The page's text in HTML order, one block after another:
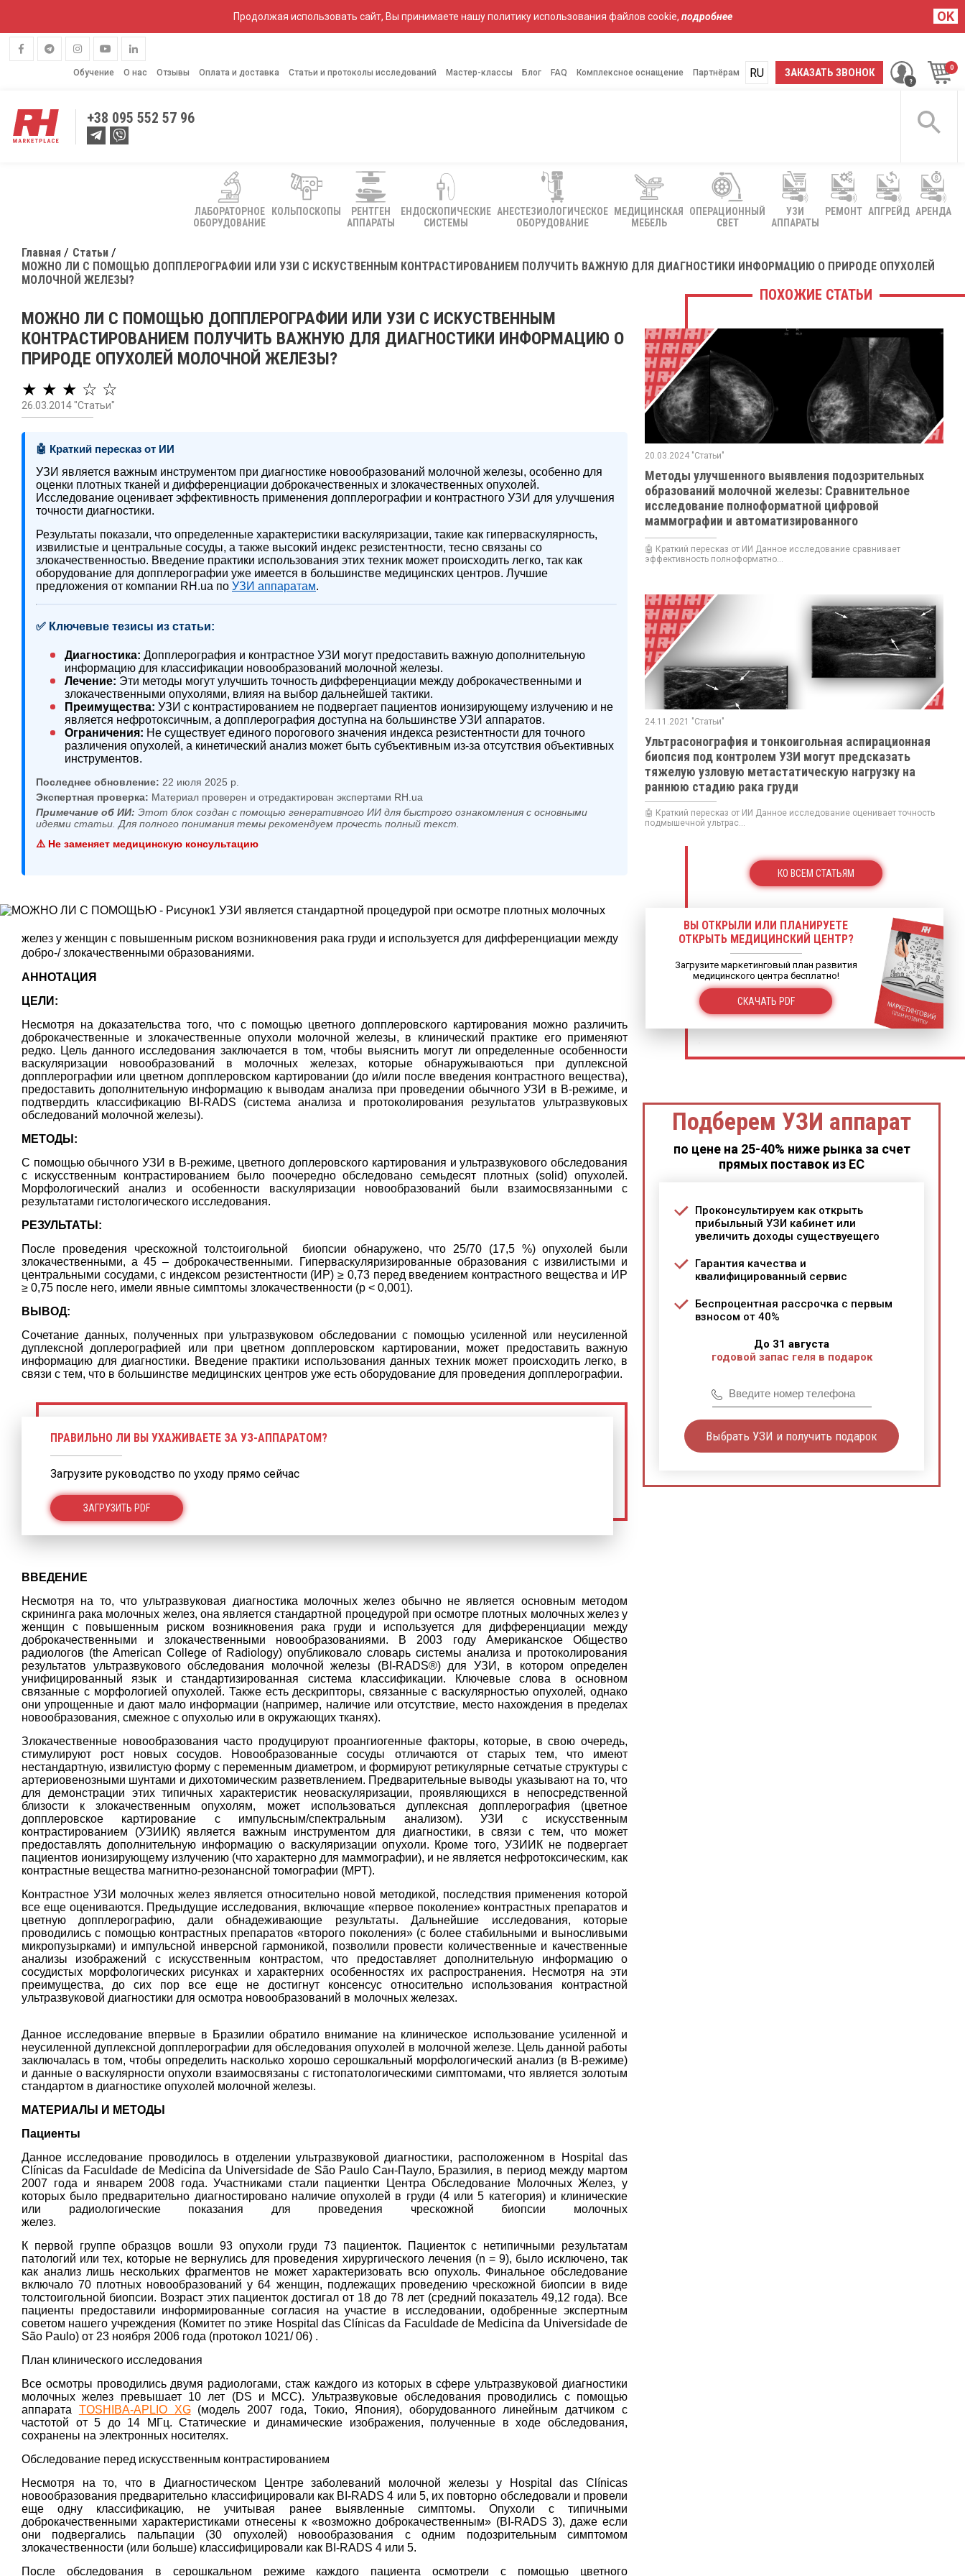
Продолжая использовать сайт, Вы принимаете нашу политику использования файлов cookie, подробнее OK
Обучение О нас Отзывы Оплата и доставка Статьи и протоколы исследований Мастер-классы Блог FAQ Комплексное оснащение Партнёрам ЗАКАЗАТЬ ЗВОНОК
RU
UA
+38 095 552 57 96
ЛАБОРАТОРНОЕ
ОБОРУДОВАНИЕ
КОЛЬПОСКОПЫ
РЕНТГЕН
АППАРАТЫ
ЕНДОСКОПИЧЕСКИЕ
СИСТЕМЫ
АНЕСТЕЗИОЛОГИЧЕСКОЕ
ОБОРУДОВАНИЕ
МЕДИЦИНСКАЯ
МЕБЕЛЬ
ОПЕРАЦИОННЫЙ
СВЕТ
УЗИ
АППАРАТЫ
РЕМОНТ АПГРЕЙД АРЕНДА
Главная
Статьи
МОЖНО ЛИ С ПОМОЩЬЮ ДОППЛЕРОГРАФИИ ИЛИ УЗИ С ИСКУСТВЕННЫМ КОНТРАСТИРОВАНИЕМ ПОЛУЧИТЬ ВАЖНУЮ ДЛЯ ДИАГНОСТИКИ ИНФОРМАЦИЮ О ПРИРОДЕ ОПУХОЛЕЙ
МОЛОЧНОЙ ЖЕЛЕЗЫ?
МОЖНО ЛИ С ПОМОЩЬЮ ДОППЛЕРОГРАФИИ ИЛИ УЗИ С ИСКУСТВЕННЫМ
КОНТРАСТИРОВАНИЕМ ПОЛУЧИТЬ ВАЖНУЮ ДЛЯ ДИАГНОСТИКИ ИНФОРМАЦИЮ О
ПРИРОДЕ ОПУХОЛЕЙ МОЛОЧНОЙ ЖЕЛЕЗЫ?
★ ★ ★ ☆ ☆
26.03.2014 "Статьи"
🤖 Краткий пересказ от ИИ
УЗИ является важным инструментом при диагностике новообразований молочной железы, особенно для
оценки плотных тканей и дифференциации доброкачественных и злокачественных опухолей.
Исследование оценивает эффективность применения допплерографии и контрастного УЗИ для улучшения
точности диагностики.
Результаты показали, что определенные характеристики васкуляризации, такие как гиперваскулярность,
извилистые и центральные сосуды, а также высокий индекс резистентности, тесно связаны со
злокачественностью. Введение практики использования этих техник может происходить легко, так как
оборудование для допплерографии уже имеется в большинстве медицинских центров. Лучшие
предложения от компании RH.ua по УЗИ аппаратам.
✅ Ключевые тезисы из статьи:
Диагностика: Допплерография и контрастное УЗИ могут предоставить важную дополнительную
информацию для классификации новообразований молочной железы.
Лечение: Эти методы могут улучшить точность дифференциации между доброкачественными и
злокачественными опухолями, влияя на выбор дальнейшей тактики.
Преимущества: УЗИ с контрастированием не подвергает пациентов ионизирующему излучению и не
является нефротоксичным, а допплерография доступна на большинстве УЗИ аппаратов.
Ограничения: Не существует единого порогового значения индекса резистентности для точного
различения опухолей, а кинетический анализ может быть субъективным из-за отсутствия объективных
инструментов.
Последнее обновление: 22 июля 2025 р.
Экспертная проверка: Материал проверен и отредактирован экспертами RH.ua
Примечание об ИИ: Этот блок создан с помощью генеративного ИИ для быстрого ознакомления с основными
идеями статьи. Для полного понимания темы рекомендуем прочесть полный текст.
⚠️ Не заменяет медицинскую консультацию
УЗИ является стандартной процедурой при осмотре плотных молочных
желез у женщин с повышенным риском возникновения рака груди и используется для дифференциации между
добро-/ злокачественными образованиями.
АННОТАЦИЯ
ЦЕЛИ:
Несмотря на доказательства того, что с помощью цветного допплеровского картирования можно различить
доброкачественные и злокачественные опухоли молочной железы, в клинический практике его применяют
редко. Цель данного исследования заключается в том, чтобы выяснить могут ли определенные особенности
васкуляризации новообразований в молочных железах, которые обнаружываються при дуплексной
допплерографии или цветном допплеровском картировании (до и/или после введения контрастного вещества),
предоставить дополнительную информацию к выводам анализа при проведении обычного УЗИ в В-режиме, и
подтвердить классификацию BI-RADS (система анализа и протоколирования результатов ультразвуковых
обследований молочной железы).
МЕТОДЫ:
С помощью обычного УЗИ в В-режиме, цветного доплеровского картирования и ультразвукового обследования
с искусственным контрастированием было поочередно обследовано семьдесят плотных (solid) опухолей.
Морфологический анализ и особенности васкуляризации новообразований были взаимосвязанными с
результатами гистологического исследования.
РЕЗУЛЬТАТЫ:
После проведения чрескожной толстоигольной биопсии обнаружено, что 25/70 (17,5 %) опухолей были
злокачественными, а 45 – доброкачественными. Гиперваскуляризированные образования с извилистыми и
центральными сосудами, с индексом резистентности (ИР) ≥ 0,73 перед введением контрастного вещества и ИP
≥ 0,75 после него, имели явные симптомы злокачественности (p < 0,001).
ВЫВОД:
Сочетание данных, полученных при ультразвуковом обследовании с помощью усиленной или неусиленной
дуплексной доплерографией или при цветном допплеровском картировании, может предоставить важную
информацию для диагностики. Введение практики использования данных техник может происходить легко, в
связи с тем, что в большинстве медицинских центров уже есть оборудование для проведения допплерографии.
ПРАВИЛЬНО ЛИ ВЫ УХАЖИВАЕТЕ ЗА УЗ-АППАРАТОМ?
Загрузите руководство по уходу прямо сейчас
ЗАГРУЗИТЬ PDF
ВВЕДЕНИЕ
Несмотря на то, что ультразвуковая диагностика молочных желез обычно не является основным методом
скрининга рака молочных желез, она является стандартной процедурой при осмотре плотных молочных желез у
женщин с повышенным риском возникновения рака груди и используется для дифференциации между
доброкачественными и злокачественными новообразованиями. В 2003 году Американское Общество
радиологов (the American College of Radiology) опубликовало словарь системы анализа и протоколирования
результатов ультразвукового обследования молочной железы (BI-RADS®) для УЗИ, в котором определен
унифицированный язык и стандартизированная система классификации. Ключевые слова в основном
связанные с морфологией опухолей. Также есть дескрипторы, связанные с васкулярностью опухолей, однако
они упрощенные и дают мало информации (например, наличие или отсутствие, место нахождения в пределах
новообразования, смежное с опухолью или в окружающих тканях).
Злокачественные новообразования часто продуцируют проангиогенные факторы, которые, в свою очередь,
стимулируют рост новых сосудов. Новообразованные сосуды отличаются от старых тем, что имеют
нестандартную, извилистую форму с переменным диаметром, и формируют ретикулярные сетчатые структуры с
артериовенозными шунтами и дихотомическим разветвлением. Предварительные выводы указывают на то, что
для демонстрации этих типичных характеристик неоваскуляризации, проявляющихся в непосредственной
близости к злокачественным опухолям, может использоваться дуплексная допплерография (цветное
допплеровское картирование с импульсным/спектральным анализом). УЗИ с искусственным
контрастированием (УЗИИК) является важным инструментом для диагностики, в связи с тем, что может
предоставлять дополнительную информацию о васкуляризации опухоли. Кроме того, УЗИИК не подвергает
пациентов ионизирующему излучению (что характерно для маммографии), и не является нефротоксическим, как
контрастные вещества магнитно-резонансной томографии (МРТ).
Контрастное УЗИ молочных желез является относительно новой методикой, последствия применения которой
все еще ​​оцениваются. Предыдущие исследования, включащие «первое поколение» контрастных препаратов и
цветную допплерографию, дали обнадеживающие результаты. Дальнейшие исследования, которые
проводились с помощью контрастных препаратов «второго поколения» (с более стабильными и выносливыми
микропузырками) и импульсной инверсной гармоникой, позволили провести количественные и качественные
анализы изображений с искусственным контрастом, что предоставляет дополнительную информацию о
сосудистых морфологических рисунках и характерних особенностях их распространения. Несмотря на эти
преимущества, до сих пор все еще не достигнут консенсус относительно использования контрастной
ультразвуковой диагностики для осмотра новообразований в молочных железах.
Данное исследование впервые в Бразилии обратило внимание на клиническое использование усиленной и
неусиленной дуплексной допплерографии для обследования опухолей в молочной железе. Цель данной работы
заключалась в том, чтобы определить насколько хорошо серошкальный морфологический анализ (в В-режиме)
и данные о васкулярности опухоли взаимосвязаны с гистопатологическими симптомами, что является золотым
стандартом в диагностике опухолей молочной железы.
МАТЕРИАЛЫ И МЕТОДЫ
Пациенты
Данное исследование проводилось в отделении ультразвуковой диагностики, расположенном в Hospital das
Clínicas da Faculdade de Medicina da Universidade de São Paulo Сан-Пауло, Бразилия, в период между мартом
2007 года и январем 2008 года. Участниками стали пациентки Центра Обследование Молочных Желез, у
которых было предварительно диагностировано наличие опухолей в груди (4 или 5 категория) и клинические
или радиологические показания для проведения чрескожной биопсии молочных
желез.
К первой группе образцов вошли 93 опухоли груди 73 пациенток. Пациенток с нетипичными результатам
патологий или тех, которые не вернулись для проведения хирургического лечения (n = 9), было исключено, так
как анализ лишь нескольких фрагментов не может характеризовать всю опухоль. Финальное обследование
включало 70 плотных новообразований у 64 женщин, подлежащих проведению чрескожной биопсии в виде
толстоигольной биопсии. Возраст этих пациенток достигал от 18 до 78 лет (средний показатель 49,12 года). Все
пациенты предоставили информированные согласия на участие в исследовании, одобренные экспертным
советом нашего учреждения (Комитет по этике Hospital das Clínicas da Faculdade de Medicina da Universidade de
São Paulo) от 23 ноября 2006 года (протокол 1021/ 06) .
План клинического исследования
Все осмотры проводились двумя радиологами, стаж каждого из которых в сфере ультразвуковой диагностики
молочных желез превышает 10 лет (DS и MCC). Ультразвуковые обследования проводились с помощью
аппарата TOSHIBA-APLIO XG (модель 2007 года, Токио, Япония), оборудованного линейным датчиком с
частотой от 5 до 14 МГц. Статические и динамические изображения, полученные в ходе обследования,
сохранены на электронных носителях.
Обследование перед искусственным контрастированием
Несмотря на то, что в Диагностическом Центре заболеваний молочной железы у Hospital das Clínicas
новообразования предварительно классифицировали как BI-RADS 4 или 5, их повторно обследовали и провели
еще одну классификацию, не учитывая ранее выявленные симптомы. Опухоли с типичными
доброкачественными характеристиками отнесены к «возможно доброкачественным» (BI-RADS 3), даже если
они подвергались пальпации (30 опухолей) новообразования с одним подозрительным симптомом
злокачественности (или больше) классифицировали как BI-RADS 4 или 5.
После обследования в серошкальном режиме каждого пациента осмотрели с помощью цветного
ПОХОЖИЕ СТАТЬИ
20.03.2024 "Статьи"
Методы улучшенного выявления подозрительных
образований молочной железы: Сравнительное
исследование полноформатной цифровой
маммографии и автоматизированного
ультразвукового исследования молочной железы у
117 пациенток с трепан биопсией
🤖 Краткий пересказ от ИИ Данное исследование сравнивает
эффективность полноформатно...
24.11.2021 "Статьи"
Ультрасонография и тонкоигольная аспирационная
биопсия под контролем УЗИ могут предсказать
тяжелую узловую метастатическую нагрузку на
раннюю стадию рака груди
🤖 Краткий пересказ от ИИ Данное исследование оценивает точность
подмышечной ультрас...
КО ВСЕМ СТАТЬЯМ
ВЫ ОТКРЫЛИ ИЛИ ПЛАНИРУЕТЕ
ОТКРЫТЬ МЕДИЦИНСКИЙ ЦЕНТР?
Загрузите маркетинговый план развития
медицинского центра бесплатно!
СКАЧАТЬ PDF
Подберем УЗИ аппарат
по цене на 25-40% ниже рынка за счет
прямых поставок из ЕС
Проконсультируем как открыть
прибыльный УЗИ кабинет или
увеличить доходы существуещего
Гарантия качества и
квалифицированный сервис
Беспроцентная рассрочка с первым
взносом от 40%
До 31 августа
годовой запас геля в подарок
Выбрать УЗИ и получить подарок